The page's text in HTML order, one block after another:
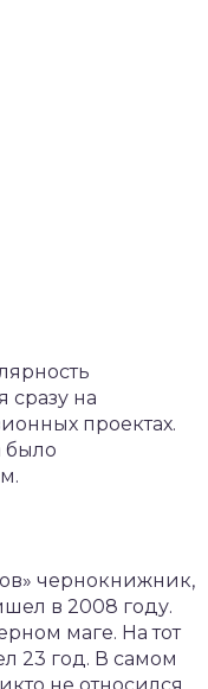
сразу на
проектах.
было
чернокнижник,
в 2008 году.
маге. На тот
23 год. В самом